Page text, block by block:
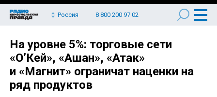
Россия 8 800 200 97 02
На уровне 5%: торговые сети
«О’Кей», «Ашан», «Атак»
и «Магнит» ограничат наценки на
ряд продуктов